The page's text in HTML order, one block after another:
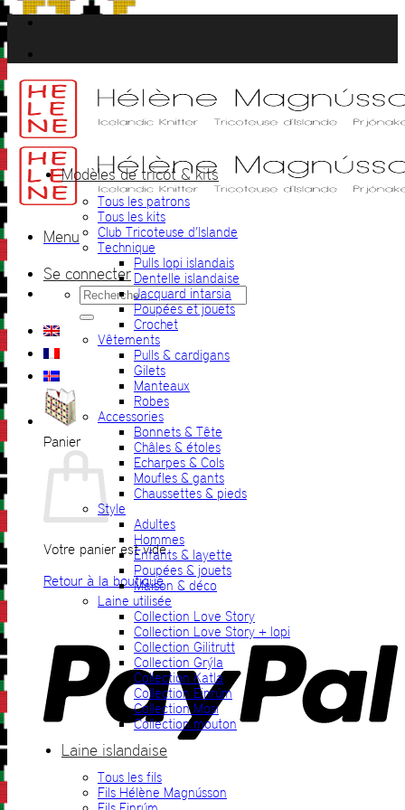
Passer
au
contenu
Menu
Se connecter
Recherche
pour :
Panier
Votre panier est vide.
Retour à la boutique
Modèles de tricot & kits
Tous les patrons
Tous les kits
Club Tricoteuse d’Islande
Technique
Pulls lopi islandais
Dentelle islandaise
Jacquard intarsia
Poupées et jouets
Crochet
Vêtements
Pulls & cardigans
Gilets
Manteaux
Robes
Accessories
Bonnets & Tête
Châles & étoles
Echarpes & Cols
Moufles & gants
Chaussettes & pieds
Style
Adultes
Hommes
Enfants & layette
Poupées & jouets
Maison & déco
Laine utilisée
Collection Love Story
Collection Love Story + lopi
Collection Gilitrutt
Collection Grýla
Collection Katla
Collection Einrúm
Collection Mosi
Collection mouton
Laine islandaise
Tous les fils
Fils Hélène Magnússon